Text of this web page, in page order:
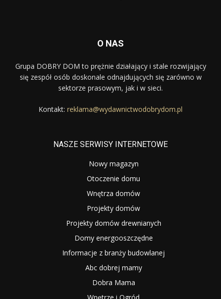
O NAS
Grupa DOBRY DOM to prężnie działający i stale rozwijający
się zespół osób doskonale odnajdujących się zarówno w
sektorze prasowym, jak i w sieci.
Kontakt: reklama@wydawnictwodobrydom.pl
NASZE SERWISY INTERNETOWE
Nowy magazyn
Otoczenie domu
Wnętrza domów
Projekty domów
Projekty domów drewnianych
Domy energooszczędne
Informacje z branży budowlanej
Abc dobrej mamy
Dobra Mama
Wnętrze i Ogród